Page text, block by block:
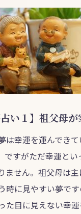
占い１】祖父母
は幸運を運んでき
ですがただ幸運とい
ません。祖父母は
時に見やすい夢で
た目に見えない幸